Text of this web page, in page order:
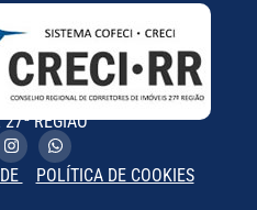
27ª REGIÃO
POLÍTICA DE COOKIES